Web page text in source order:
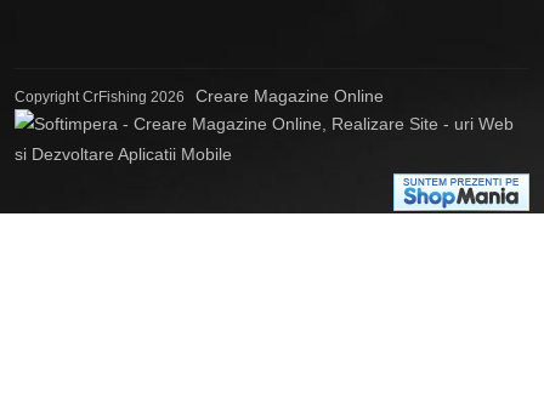
Copyright CrFishing 2026 Creare Magazine Online